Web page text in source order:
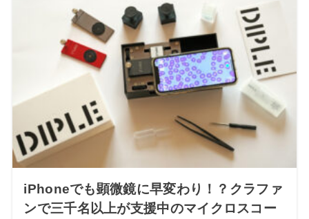
iPhoneでも顕微鏡に早変わり！？クラファ
ンで三千名以上が支援中のマイクロスコー